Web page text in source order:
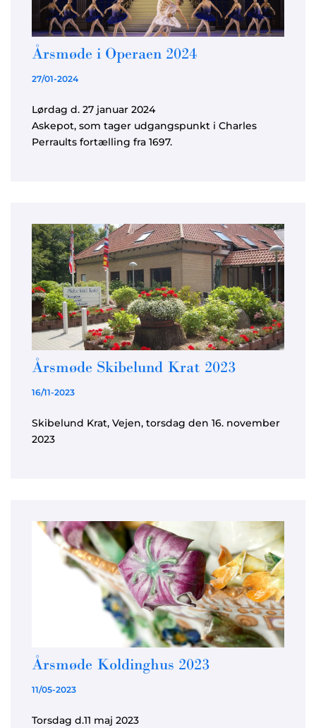
Årsmøde i Operaen 2024
27/01-2024
Lørdag d. 27 januar 2024
Askepot, som tager udgangspunkt i Charles
Perraults fortælling fra 1697.
Årsmøde Skibelund Krat 2023
16/11-2023
Skibelund Krat, Vejen, torsdag den 16. november
2023
Årsmøde Koldinghus 2023
11/05-2023
Torsdag d.11 maj 2023